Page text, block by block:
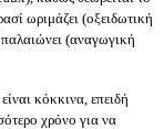
ωριμάζει (οξειδωτική
(αναγωγική
κόκκινα, επειδή
χρόνο για να